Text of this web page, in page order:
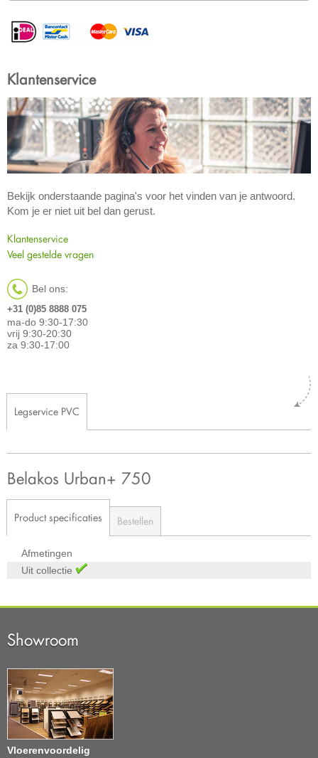
Klantenservice
Bekijk onderstaande pagina's voor het vinden van je antwoord.
Kom je er niet uit bel dan gerust.
Klantenservice
Veel gestelde vragen
Bel ons:
+31 (0)85 8888 075
ma-do 9:30-17:30
vrij 9:30-20:30
za 9:30-17:00
Legservice PVC
Belakos Urban+ 750
Product specificaties Bestellen
Afmetingen
Uit collectie
Showroom
Vloerenvoordelig